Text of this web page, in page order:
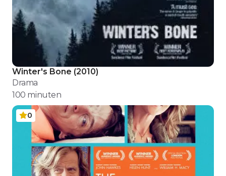
Winter's Bone (2010)
Drama
100 minuten
0